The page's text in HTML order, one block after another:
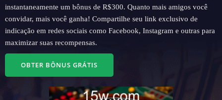
instantaneamente um bônus de R$300. Quanto mais amigos você
convidar, mais você ganha! Compartilhe seu link exclusivo de
indicação em redes sociais como Facebook, Instagram e outras para
maximizar suas recompensas.
OBTER BÔNUS GRÁTIS